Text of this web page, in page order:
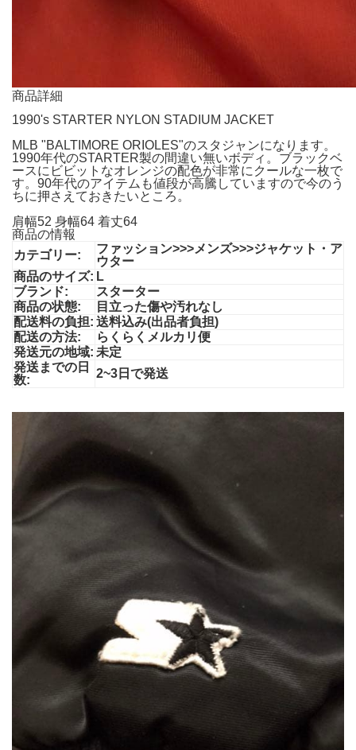
商品詳細
1990's STARTER NYLON STADIUM JACKET
MLB "BALTIMORE ORIOLES"のスタジャンになります。
1990年代のSTARTER製の間違い無いボディ。ブラックベ
ースにビビットなオレンジの配色が非常にクールな一枚で
す。90年代のアイテムも値段が高騰していますので今のう
ちに押さえておきたいところ。
肩幅52 身幅64 着丈64
商品の情報
カテゴリー:
ファッション>>>メンズ>>>ジャケット・ア
ウター
商品のサイズ: L
ブランド:
スターター
商品の状態:
目立った傷や汚れなし
配送料の負担: 送料込み(出品者負担)
配送の方法:
らくらくメルカリ便
発送元の地域: 未定
発送までの日
数:
2~3日で発送